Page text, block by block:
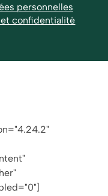
personnelles
confidentialité